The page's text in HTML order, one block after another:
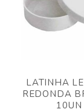
LATINHA
REDONDA
10UN